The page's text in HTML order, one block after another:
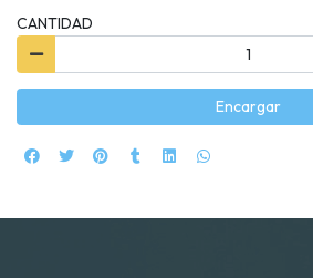
CANTIDAD
Encargar